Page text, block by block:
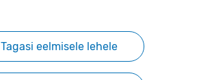
Tagasi eelmisele lehele